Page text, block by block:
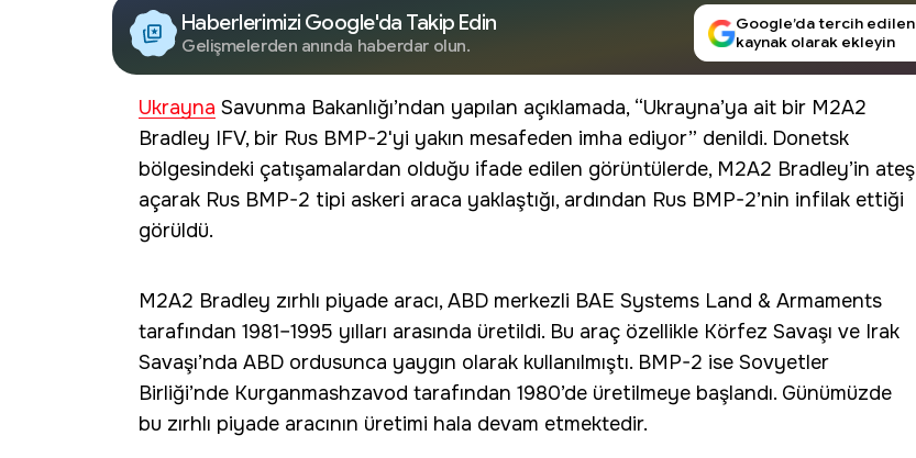
Haberlerimizi Google'da Takip Edin
Gelişmelerden anında haberdar olun.
Google’da tercih edilen
kaynak olarak ekleyin
Ukrayna Savunma Bakanlığı’ndan yapılan açıklamada, “Ukrayna’ya ait bir M2A2
Bradley IFV, bir Rus BMP-2'yi yakın mesafeden imha ediyor” denildi. Donetsk
bölgesindeki çatışamalardan olduğu ifade edilen görüntülerde, M2A2 Bradley’in ateş
açarak Rus BMP-2 tipi askeri araca yaklaştığı, ardından Rus BMP-2’nin infilak ettiği
görüldü.
M2A2 Bradley zırhlı piyade aracı, ABD merkezli BAE Systems Land & Armaments
tarafından 1981–1995 yılları arasında üretildi. Bu araç özellikle Körfez Savaşı ve Irak
Savaşı’nda ABD ordusunca yaygın olarak kullanılmıştı. BMP-2 ise Sovyetler
Birliği’nde Kurganmashzavod tarafından 1980’de üretilmeye başlandı. Günümüzde
bu zırhlı piyade aracının üretimi hala devam etmektedir.